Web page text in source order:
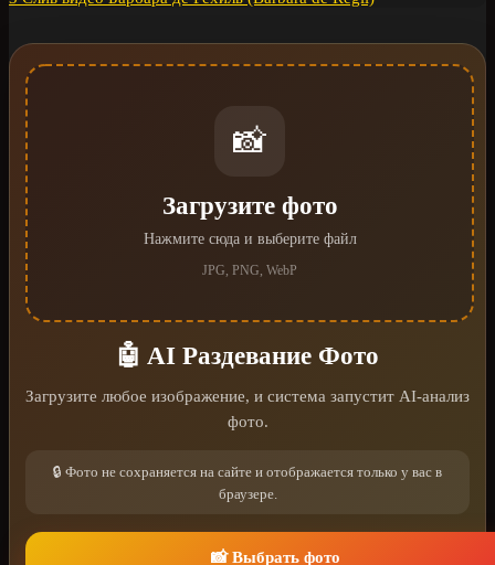
📸
Загрузите фото
Нажмите сюда и выберите файл
JPG, PNG, WebP
🤖 AI Раздевание Фото
Загрузите любое изображение, и система запустит AI-анализ
фото.
🔒 Фото не сохраняется на сайте и отображается только у вас в
браузере.
📸 Выбрать фото